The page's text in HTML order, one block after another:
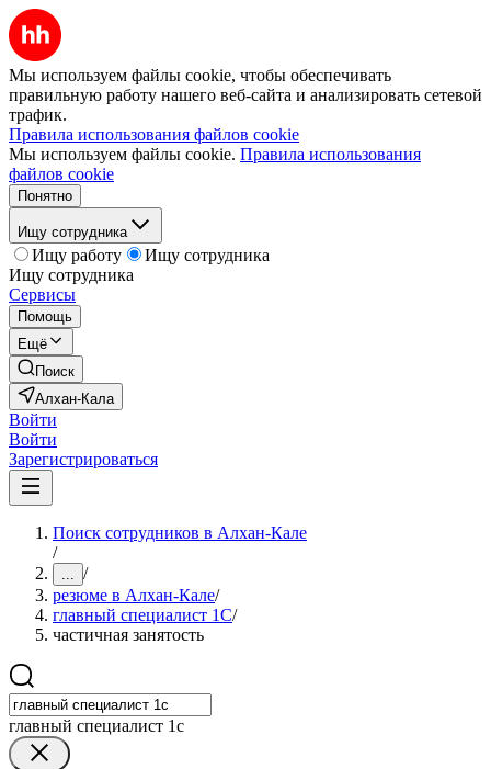
Мы используем файлы cookie, чтобы обеспечивать
правильную работу нашего веб-сайта и анализировать сетевой
трафик.
Правила использования файлов cookie
Мы используем файлы cookie. Правила использования
файлов cookie
Понятно
Ищу сотрудника
Ищу работу
Ищу сотрудника
Ищу сотрудника
Сервисы
Помощь
Ещё
Поиск
Алхан-Кала
Войти
Войти
Зарегистрироваться
Поиск сотрудников в Алхан-Кале
/
... /
резюме в Алхан-Кале/
главный специалист 1С/
частичная занятость
главный специалист 1с